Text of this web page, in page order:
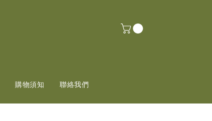
購物須知 聯絡我們